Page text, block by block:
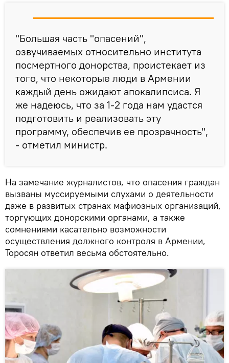
"Большая часть "опасений",
озвучиваемых относительно института
посмертного донорства, проистекает из
того, что некоторые люди в Армении
каждый день ожидают апокалипсиса. Я
же надеюсь, что за 1-2 года нам удастся
подготовить и реализовать эту
программу, обеспечив ее прозрачность",
- отметил министр.
На замечание журналистов, что опасения граждан
вызваны муссируемыми слухами о деятельности
даже в развитых странах мафиозных организаций,
торгующих донорскими органами, а также
сомнениями касательно возможности
осуществления должного контроля в Армении,
Торосян ответил весьма обстоятельно.